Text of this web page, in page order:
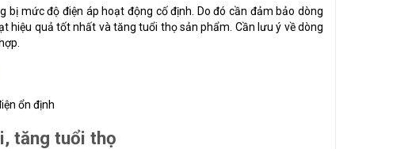
mức độ điện áp hoạt động cố định. Do đó cần đảm bảo dòng
hiệu quả tốt nhất và tăng tuổi thọ sản phẩm. Cần lưu ý về dòng
tăng tuổi thọ